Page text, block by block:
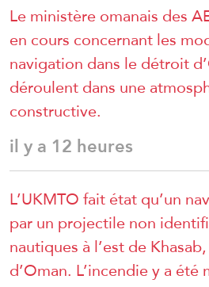
Le ministère omanais des
en cours concernant les
navigation dans le détroit
déroulent dans une
constructive.
il y a 12 heures
L’UKMTO fait état qu’un
par un projectile non
nautiques à l’est de
d’Oman. L’incendie y a été